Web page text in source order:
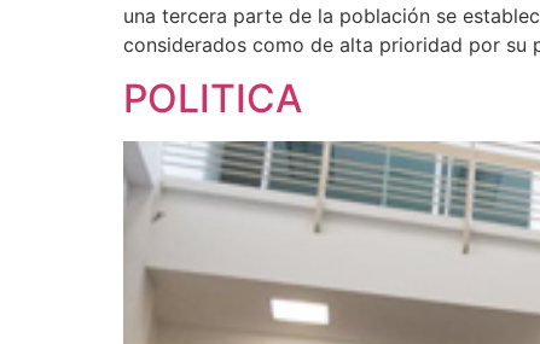
una tercera parte de la población se
considerados como de alta prioridad por su
POLITICA